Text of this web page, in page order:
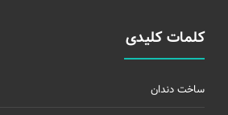
کلمات کلیدی
ساخت دندان